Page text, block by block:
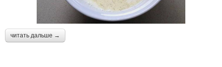
читать дальше →